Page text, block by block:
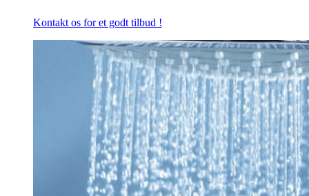
Kontakt os for et godt tilbud !